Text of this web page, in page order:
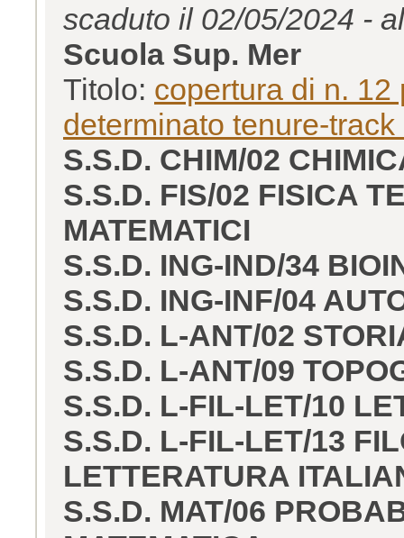
scaduto il 02/05/2024 -
Scuola Sup. Mer
Titolo: copertura di n. 12
determinato tenure-track
S.S.D. CHIM/02
S.S.D. FIS/02 FISICA
MATEMATICI
S.S.D. ING-IND/34
S.S.D. ING-INF/04
S.S.D. L-ANT/02
S.S.D. L-ANT/09
S.S.D. L-FIL-LET/10
S.S.D. L-FIL-LET/13
LETTERATURA
S.S.D. MAT/06